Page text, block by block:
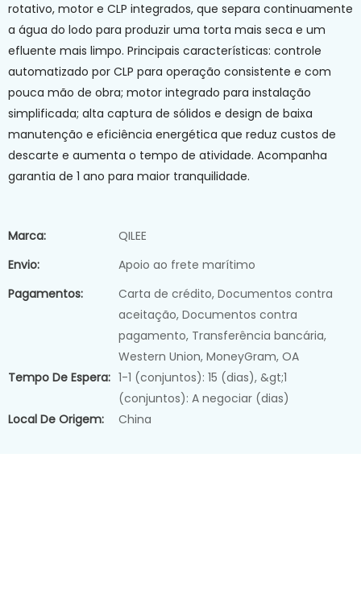
rotativo, motor e CLP integrados, que separa continuamente
a água do lodo para produzir uma torta mais seca e um
efluente mais limpo. Principais características: controle
automatizado por CLP para operação consistente e com
pouca mão de obra; motor integrado para instalação
simplificada; alta captura de sólidos e design de baixa
manutenção e eficiência energética que reduz custos de
descarte e aumenta o tempo de atividade. Acompanha
garantia de 1 ano para maior tranquilidade.
Marca:
QILEE
Envio:
Apoio ao frete marítimo
Pagamentos:
Carta de crédito, Documentos contra
aceitação, Documentos contra
pagamento, Transferência bancária,
Western Union, MoneyGram, OA
Tempo De Espera: 1-1 (conjuntos): 15 (dias), &gt;1
(conjuntos): A negociar (dias)
Local De Origem:
China